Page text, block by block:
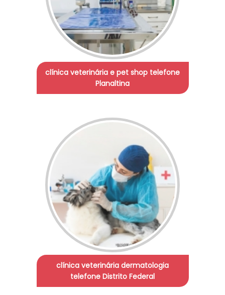
clínica veterinária e pet shop telefone
Planaltina
clínica veterinária dermatologia
telefone Distrito Federal